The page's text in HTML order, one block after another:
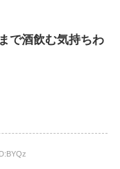
で酒飲む気持ちわ